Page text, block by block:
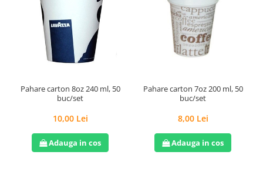
Pahare carton 8oz 240 ml, 50
buc/set
10,00 Lei
Adauga in cos
Pahare carton 7oz 200 ml, 50
buc/set
8,00 Lei
Adauga in cos